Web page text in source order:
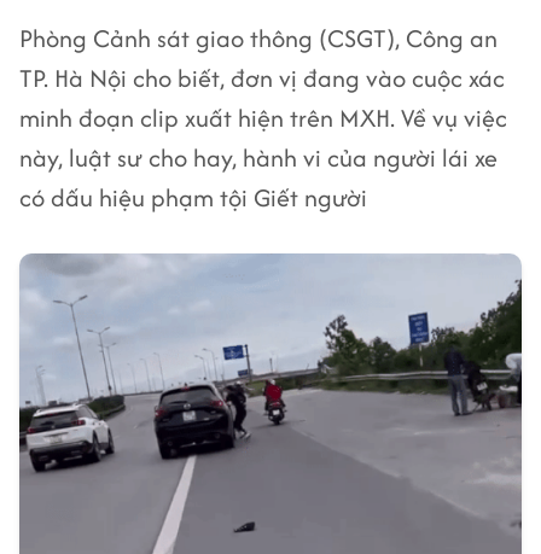
Phòng Cảnh sát giao thông (CSGT), Công an
TP. Hà Nội cho biết, đơn vị đang vào cuộc xác
minh đoạn clip xuất hiện trên MXH. Về vụ việc
này, luật sư cho hay, hành vi của người lái xe
có dấu hiệu phạm tội Giết người